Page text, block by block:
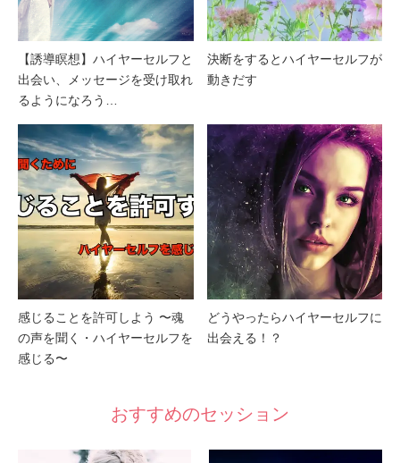
【誘導瞑想】ハイヤーセルフと
出会い、メッセージを受け取れ
るようになろう…
決断をするとハイヤーセルフが
動きだす
感じることを許可しよう 〜魂
の声を聞く・ハイヤーセルフを
感じる〜
どうやったらハイヤーセルフに
出会える！？
おすすめのセッション